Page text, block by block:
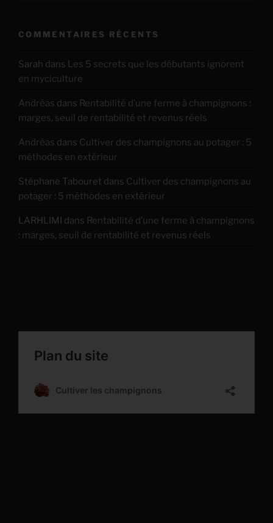
COMMENTAIRES RÉCENTS
Sarah dans Les 5 secrets que les débutants ignorent
en myciculture
Andréas dans Rentabilité d’une ferme à champignons :
marges, seuil de rentabilité et revenus réels
Andréas dans Cultiver des champignons au potager : 5
méthodes en extérieur
Stéphane Tabouret dans Cultiver des champignons au
potager : 5 méthodes en extérieur
LARHLIMI dans Rentabilité d’une ferme à champignons
: marges, seuil de rentabilité et revenus réels